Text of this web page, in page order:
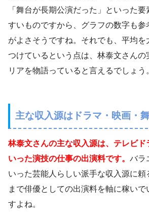
「舞台が長期公演だった」といった
すいものですから、グラフの数字も参
がよさそうですね。それでも、平均を
つけているという点は、林泰文さんの
リアを物語っていると言えるでしょう
主な収入源はドラマ・映画・
林泰文さんの主な収入源は、テレビド
いった演技の仕事の出演料です。 バラ
いった芸能人らしい派手な収入源に頼
まで俳優としての出演料を軸に稼い
すよね。